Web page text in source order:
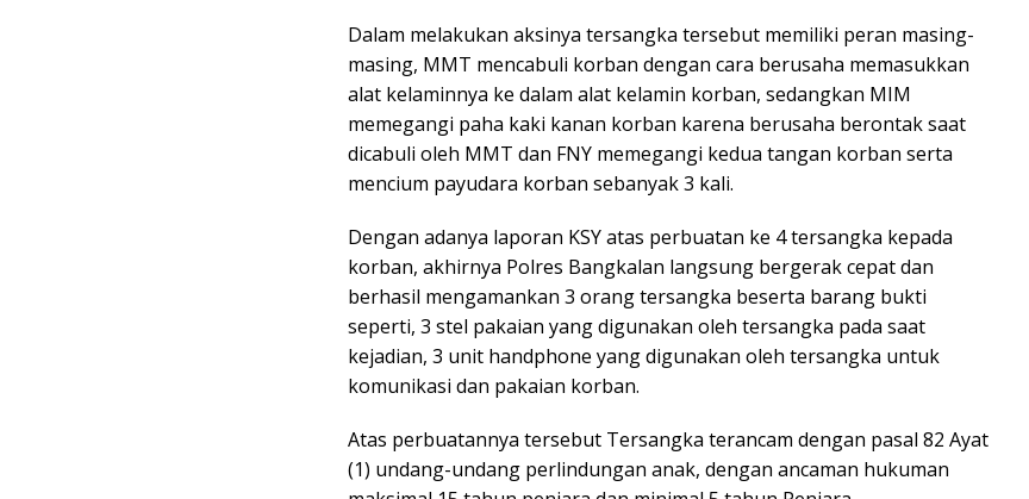
Dalam melakukan aksinya tersangka tersebut memiliki peran masing-
masing, MMT mencabuli korban dengan cara berusaha memasukkan
alat kelaminnya ke dalam alat kelamin korban, sedangkan MIM
memegangi paha kaki kanan korban karena berusaha berontak saat
dicabuli oleh MMT dan FNY memegangi kedua tangan korban serta
mencium payudara korban sebanyak 3 kali.
Dengan adanya laporan KSY atas perbuatan ke 4 tersangka kepada
korban, akhirnya Polres Bangkalan langsung bergerak cepat dan
berhasil mengamankan 3 orang tersangka beserta barang bukti
seperti, 3 stel pakaian yang digunakan oleh tersangka pada saat
kejadian, 3 unit handphone yang digunakan oleh tersangka untuk
komunikasi dan pakaian korban.
Atas perbuatannya tersebut Tersangka terancam dengan pasal 82 Ayat
(1) undang-undang perlindungan anak, dengan ancaman hukuman